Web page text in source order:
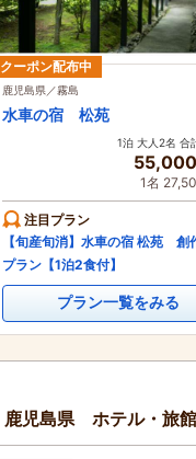
クーポン配布中
鹿児島県／霧島
水車の宿 松苑
1泊 大人2名 合
1名
注目プラン
【旬産旬消】水車の宿 松苑 創
プラン【1泊2食付】
プラン一覧をみる
鹿児島県 ホテル・旅